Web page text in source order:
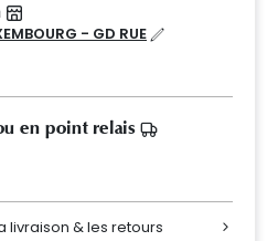
- GD RUE
en point relais
livraison & les retours